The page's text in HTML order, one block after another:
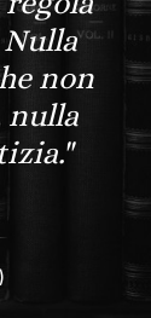
non
nulla